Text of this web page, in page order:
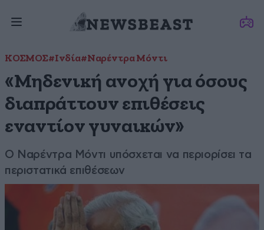
ΚΟΣΜΟΣ#Ινδία#Ναρέντρα Μόντι
«Μηδενική ανοχή για όσους
διαπράττουν επιθέσεις
εναντίον γυναικών»
Ο Ναρέντρα Μόντι υπόσχεται να περιορίσει τα
περιστατικά επιθέσεων